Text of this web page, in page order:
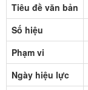
Tiêu đề văn bản
Số hiệu
Phạm vi
Ngày hiệu lực